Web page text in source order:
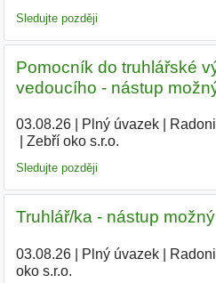
Sledujte později
Pomocník do truhlářské
vedoucího - nástup
03.08.26| Plný úvazek|
Zebří oko s.r.o.
Sledujte později
Truhlář/ka - nástup
03.08.26| Plný úvazek|
oko s.r.o.